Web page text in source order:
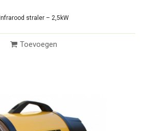
Infrarood straler – 2,5kW
Toevoegen